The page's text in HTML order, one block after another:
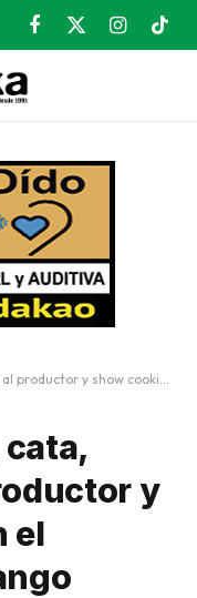
Facebook
X
Instagram
cooking en el Mercado de Durango
y
el